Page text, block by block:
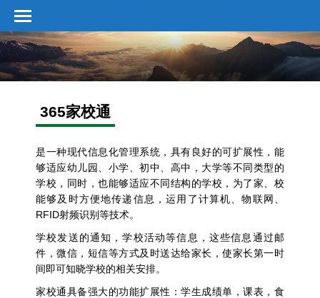
365家校通
是一种现代信息化管理系统，具有良好的可扩展性，能
够适应幼儿园、小学、初中、高中，大学等不同类型的
学校，同时，也能够适应不同结构的学校，为了家、校
能够及时方便地传递信息，运用了计算机、物联网、
RFID射频识别等技术。
学校发送的通知，学校活动等信息，这些信息通过邮
件，微信，短信等方式及时送达给家长，使家长第一时
间即可知晓学校的相关安排。
家校通具备强大的功能扩展性：学生成绩单，课表，食